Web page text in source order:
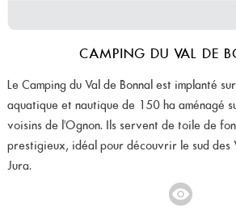
CAMPING DU VAL DE
Le Camping du Val de Bonnal est implanté
aquatique et nautique de 150 ha aménagé
voisins de l'Ognon. Ils servent de toile de
prestigieux, idéal pour découvrir le sud des
Jura.